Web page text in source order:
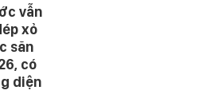
vẫn
xỏ
săn
có
diện